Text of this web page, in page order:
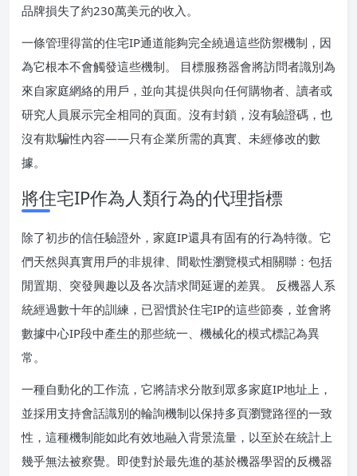
品牌損失了約230萬美元的收入。
一條管理得當的住宅IP通道能夠完全繞過這些防禦機制，因
為它根本不會觸發這些機制。 目標服務器會將訪問者識別為
來自家庭網絡的用戶，並向其提供與向任何購物者、讀者或
研究人員展示完全相同的頁面。沒有封鎖，沒有驗證碼，也
沒有欺騙性內容——只有企業所需的真實、未經修改的數
據。
將住宅IP作為人類行為的代理指標
除了初步的信任驗證外，家庭IP還具有固有的行為特徵。它
們天然與真實用戶的非規律、間歇性瀏覽模式相關聯：包括
閒置期、突發興趣以及各次請求間延遲的差異。 反機器人系
統經過數十年的訓練，已習慣於住宅IP的這些節奏，並會將
數據中心IP段中產生的那些統一、機械化的模式標記為異
常。
一種自動化的工作流，它將請求分散到眾多家庭IP地址上，
並採用支持會話識別的輪詢機制以保持多頁瀏覽路徑的一致
性，這種機制能如此有效地融入背景流量，以至於在統計上
幾乎無法被察覺。即使對於最先進的基於機器學習的反機器